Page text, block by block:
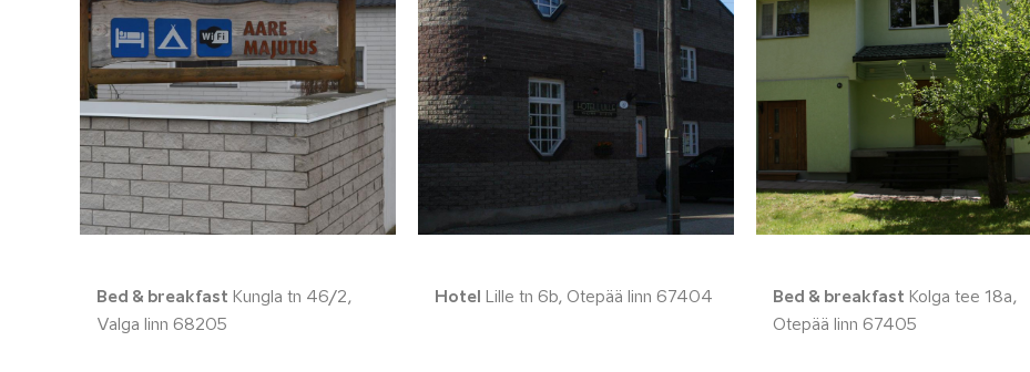
Bed & breakfast Kungla tn 46/2,
Valga linn 68205
Hotel Lille tn 6b, Otepää linn 67404 Bed & breakfast Kolga tee 18a,
Otepää linn 67405